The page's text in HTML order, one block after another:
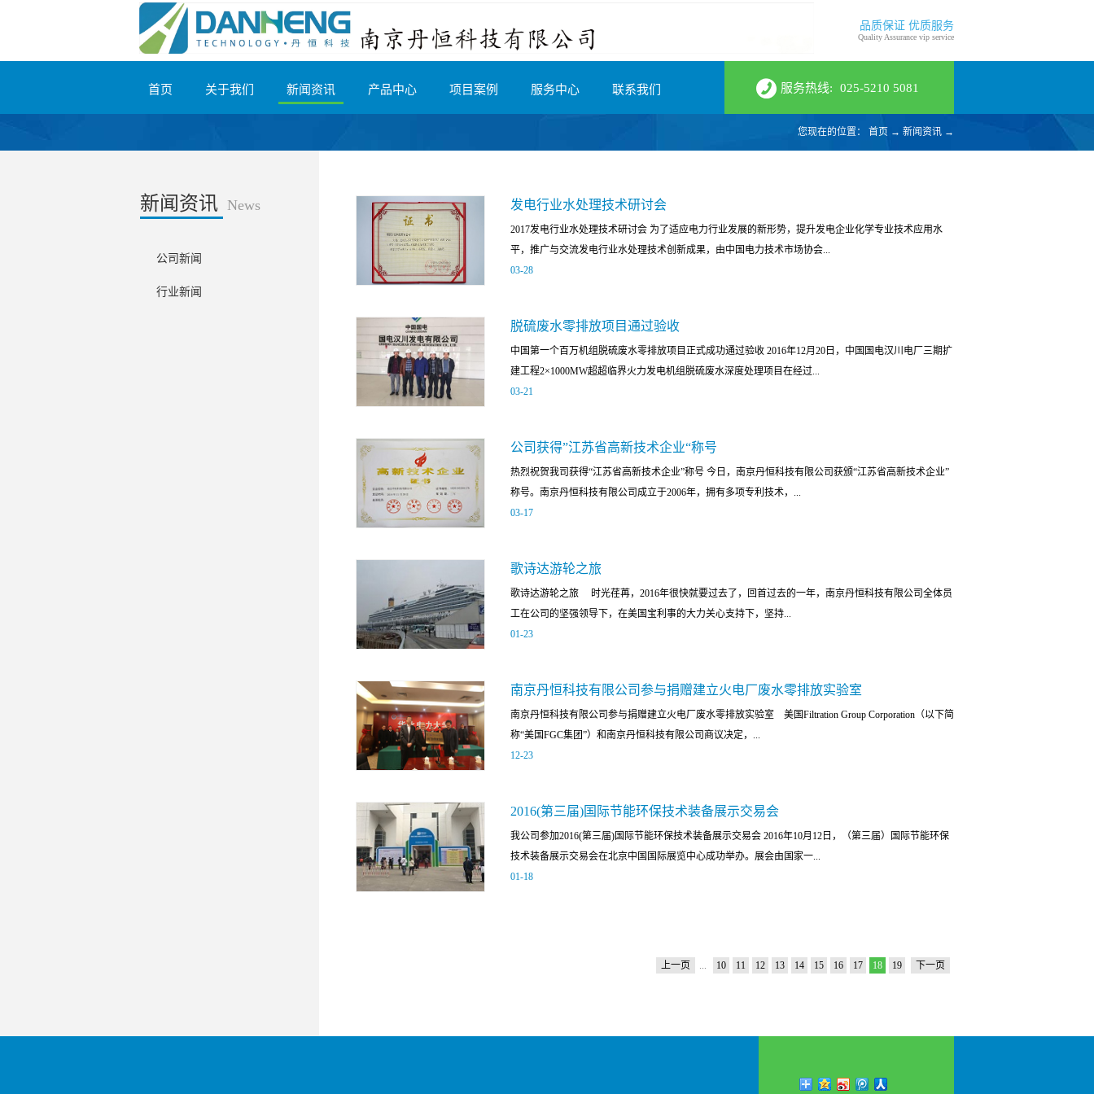
服务热线: 025-5210 5081
品质保证 优质服务
Quality Assurance vip service
首页 关于我们 新闻资讯 产品中心 项目案例 服务中心 联系我们
新闻资讯 News
公司新闻
行业新闻
您现在的位置： 首页 → 新闻资讯 →
发电行业水处理技术研讨会
2017发电行业水处理技术研讨会 为了适应电力行业发展的新形势，提升发电企业化学专业技术应用水
平，推广与交流发电行业水处理技术创新成果，由中国电力技术市场协会...
无锡召开。 本届会议以“绿色创新 节水增效”为主题，旨在推广发电企业水处理专业创新成果，总结与探
讨当前企业生产一线面临的废水零排放、节能节水、防污防爆等共性的难点问题，推动新技术、新产
品、新工艺在发电企业的应用，助力企业在环保、节能、节水、减排、增效等方面工作水平的进一步提
升。 会议开展了四项活动：1，发电行业水处理技术创新优秀成果评选与表彰；2，发电行业水处理技术
企业的废水处理及回用要求，我公司有针对性的研发创新，获得了多项新技术专利并应用于实际生产当
中，如获得专利授权的“一种管式微滤膜的脱硫废水回用处理系统（专利号ZL 2015 2 0761553.9）”就已
经用于华电包头电厂、国电汉川发电厂、国电邯郸电厂等大型发电厂的脱硫废水回用领域中。研讨会
上，我公司技术人员就这一新技术专门进行了展示，并与发电企业和...
03-28
脱硫废水零排放项目通过验收
中国第一个百万机组脱硫废水零排放项目正式成功通过验收 2016年12月20日，中国国电汉川电厂三期扩
建工程2×1000MW超超临界火力发电机组脱硫废水深度处理项目在经过...
废水零排放工程。国电汉川项目脱硫废水深度处理系统 南京丹恒科技有限公司作为专业的TMF管式膜水
处理技术系统供应商在众多竞争者中脱颖而有幸参与了项目的建设。这是公司在脱硫废水领域TMF管式
膜处理设备集成技术于2016年度的重大成果之一。南京丹恒凭借过硬的系统设计、制造能力和良好的售
后服务赢得了总包公司和业主的高度赞扬。脱硫废水零排放是公司在工业废水领域的重要布局，而顺利
脱硫废水零排放项目的成功实施，不但实现了真正意义的废水零排放，而且还实现了循环经济，具有很
大的推广意义。 TMF管式膜废水处理系统
03-21
公司获得”江苏省高新技术企业“称号
热烈祝贺我司获得“江苏省高新技术企业”称号 今日，南京丹恒科技有限公司获颁“江苏省高新技术企业”
称号。南京丹恒科技有限公司成立于2006年，拥有多项专利技术，...
商。公司长期致力于水处理膜过滤技术研究，拥有多年的膜产品应用发展经验，坚持向客户提供具有优
异性能膜产品。同时更加注重提供产品的技术咨询、应用研发创新和运行维护能力的积累与分享。对于
高难度废水和缺乏处理经验的废水，南京丹恒将通过提供试验膜、提供中试机、提供试验培训、共同进
行现场中试试验等方式为客户提供最优的解决方案。TMF管式膜是专门用于固液分离的高效膜产品，其
性能，可以再更高的压力下运行，因而带来更高的过滤通量并减小占地面积。公司以开发创新为中心，
以人才工程建设为重点，以创办高科技产业为宗旨。成立以来，良好的机制、规范的管理、“以人为本”
的人才战略，吸引和培养了一大批高素质的人才队伍，产品创新研发效果显著，获得了多项新技术专利
并应用于实际生产当中，如2016年1月得到专利授权的“一种管式微滤膜的脱硫废水回用处理系统（专利
03-17
歌诗达游轮之旅
歌诗达游轮之旅 时光荏苒，2016年很快就要过去了，回首过去的一年，南京丹恒科技有限公司全体员
工在公司的坚强领导下，在美国宝利事的大力关心支持下，坚持...
斗，强力整治各项工作难点，着力推进企业建设，进一步深化服务意识，狠抓各项工作的全面落实，持
续、稳步、有效的推动了公司的各项工作指标及任务的提前完成。 公司领导层为奖励全体员工的工作
热忱，培养更高的团队协作性，进一步增强公司的凝聚性，并为了感谢员工家属的大力支持，于11月末
特别组织了一趟全体员工及家属共同参与的歌诗达－“赛琳娜”号5日邮轮日韩行旅游。
01-23
南京丹恒科技有限公司参与捐赠建立火电厂废水零排放实验室
南京丹恒科技有限公司参与捐赠建立火电厂废水零排放实验室 美国Filtration Group Corporation（以下简
称“美国FGC集团”）和南京丹恒科技有限公司商议决定，...
废水零排放实验室。 11月9日，火电厂废水零排放实验室捐赠揭牌仪式在华北电力大学举行。华北电力
大学党委书记、教育基金会理事长吴志功，党委副书记郝英杰，党委常委、组织部部长张天兴，美国
FGC集团总裁兼首席执行官Steve Felice，首席财务官Tim McCarty，亚洲区总裁Hang Gek Low，集团全资
子公司宝利事公司亚洲经理申蕾，南京丹恒科技有限公司总经理岳立毅，副总经理王世平等拨冗出席，
色电力是学校一直以来的倡导和努力方向，此次实验室的捐建将进一步推进废水排放问题的解决，他表
12-23
2016(第三届)国际节能环保技术装备展示交易会
我公司参加2016(第三届)国际节能环保技术装备展示交易会 2016年10月12日，（第三届）国际节能环保
技术装备展示交易会在北京中国国际展览中心成功举办。展会由国家一...
势，更是国家关注的重点，相关国家部委都给予了高度重视，此次会议也得到了相关领导的关注。此次
用等新技术、新装备、新产品。旨在通过全面展示国内外工业节能、清洁生产、循环经济等方面的先进
工、有色等重点耗能行业的整体解决方案，搭建企业与政府、科研院所、投资机构之间的交流合作平
01-18
上一页 ... 10 11 12 13 14 15 16 17 18 19 下一页